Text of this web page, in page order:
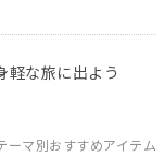
軽な旅に出よう
ーマ別おすすめアイテム